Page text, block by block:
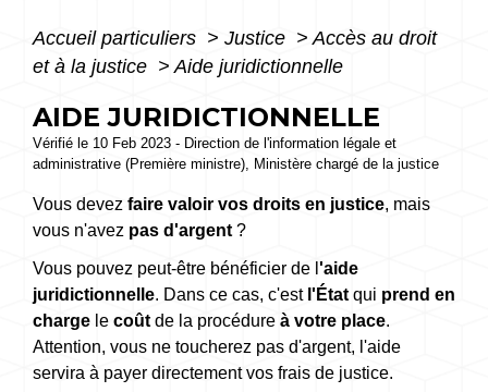
Accueil particuliers > Justice > Accès au droit
et à la justice > Aide juridictionnelle
AIDE JURIDICTIONNELLE
Vérifié le 10 Feb 2023 - Direction de l'information légale et
administrative (Première ministre), Ministère chargé de la justice
Vous devez faire valoir vos droits en justice, mais
vous n'avez pas d'argent ?
Vous pouvez peut-être bénéficier de l 'aide
juridictionnelle. Dans ce cas, c'est l'État qui prend en
charge le coût de la procédure à votre place.
Attention, vous ne toucherez pas d'argent, l'aide
servira à payer directement vos frais de justice.